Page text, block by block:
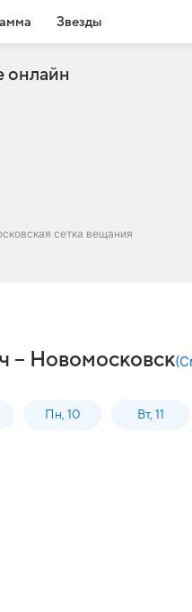
Звезды
онлайн
сетка вещания
– Новомосковск(
Пн, 10 Вт, 11